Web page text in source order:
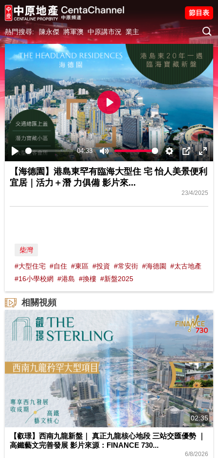
熱門搜尋: 陳永傑 將軍澳 中原講市況 業主
節目表
Play
04:33
Mute Settings
PIP
Play
【海德園】港島東罕有臨海大型住 宅 怡人美景便利
宜居｜活力＋潛 力俱備 影片來...
23/4/2025
柴灣
#大型住宅 #自住 #東區 #投資 #常安街 #海德園
#太古地產
#16小學校網 #港島 #換樓 #新盤2025
相關視頻
02:35
【叡璟】西南九龍新盤｜ 真正九龍核心地段 三站交匯優勢 ｜
高鐵藝文完善發展 影片來源：FINANCE 730...
6/8/2026